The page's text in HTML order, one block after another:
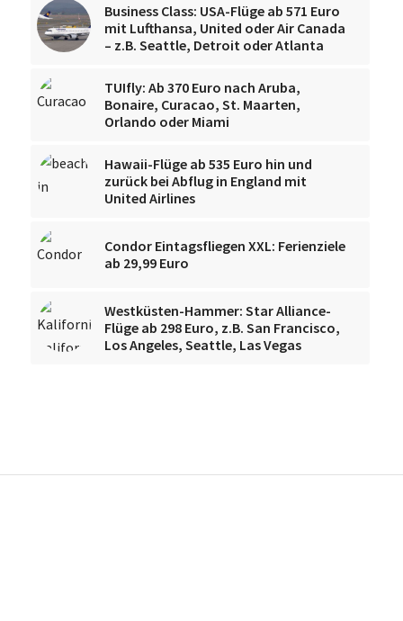
Business Class: USA-Flüge ab 571 Euro
mit Lufthansa, United oder Air Canada
– z.B. Seattle, Detroit oder Atlanta
TUIfly: Ab 370 Euro nach Aruba,
Bonaire, Curacao, St. Maarten,
Orlando oder Miami
Hawaii-Flüge ab 535 Euro hin und
zurück bei Abflug in England mit
United Airlines
Condor Eintagsfliegen XXL: Ferienziele
ab 29,99 Euro
Westküsten-Hammer: Star Alliance-
Flüge ab 298 Euro, z.B. San Francisco,
Los Angeles, Seattle, Las Vegas